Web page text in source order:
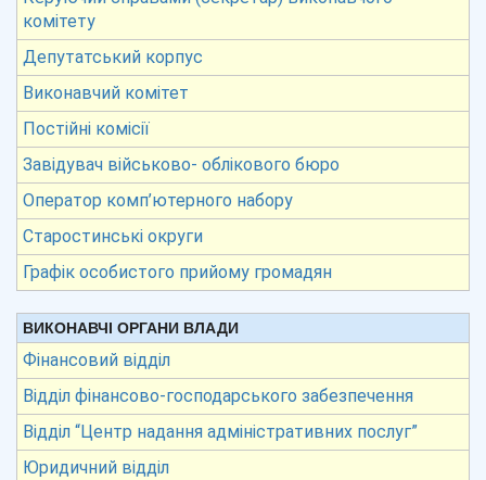
комітету
Депутатський корпус
Виконавчий комітет
Постійні комісії
Завідувач військово- облікового бюро
Оператор комп’ютерного набору
Старостинські округи
Графік особистого прийому громадян
ВИКОНАВЧІ ОРГАНИ ВЛАДИ
Фінансовий відділ
Відділ фінансово-господарського забезпечення
Відділ “Центр надання адміністративних послуг”
Юридичний відділ